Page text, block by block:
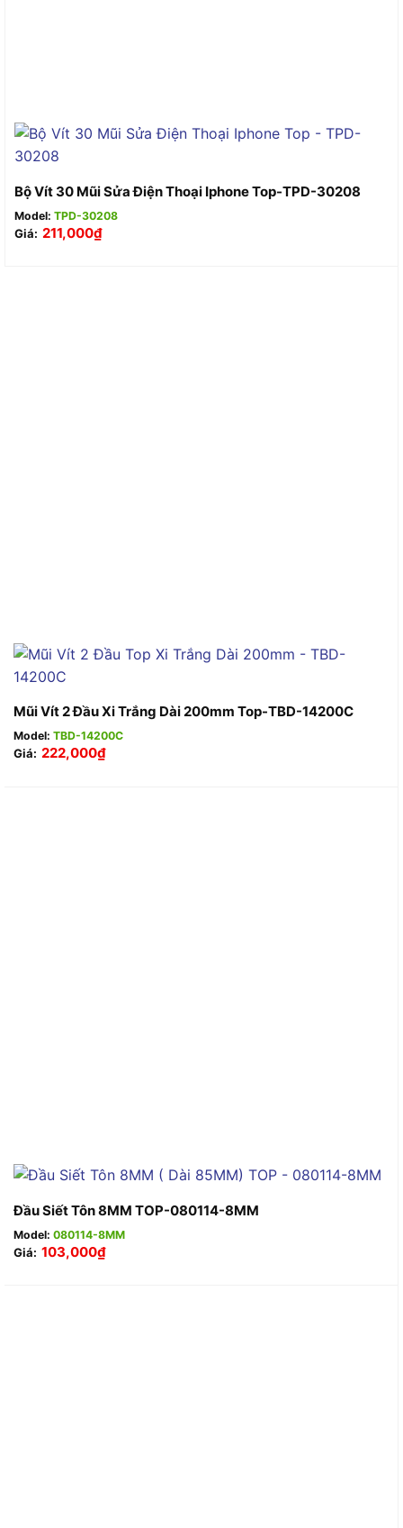
Bộ Vít 30 Mũi Sửa Điện Thoại Iphone Top-TPD-30208
Model: TPD-30208
Giá: 211,000₫
Mũi Vít 2 Đầu Xi Trắng Dài 200mm Top-TBD-14200C
Model: TBD-14200C
Giá: 222,000₫
Đầu Siết Tôn 8MM TOP-080114-8MM
Model: 080114-8MM
Giá: 103,000₫